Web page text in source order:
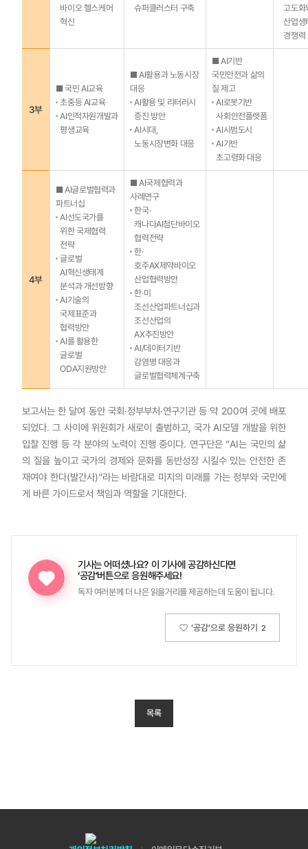
바이오 헬스케어
혁신
슈퍼클러스터 구축
고도화
산업생
경쟁력
3부
■ 국민 AI교육
초중등 AI교육
AI인적자원개발과
평생교육
■ AI활용과 노동시장
대응
AI활용 및 리터러시
증진 방안
AI시대,
노동시장변화 대응
■ AI기반
국민안전과 삶의
질 제고
AI로봇기반
사회안전플랫폼
AI시범도시
AI기반
초고령화 대응
4부
■ AI글로벌협력과
파트너십
AI선도국가를
위한 국제협력
전략
글로벌
AI혁신생태계
분석과 개선방향
AI기술의
국제표준과
협력방안
AI를 활용한
글로벌
ODA지원방안
■ AI국제협력과
사례연구
한국·
캐나다AI첨단바이오
협력전략
한·
호주AX제약바이오
산업협력방안
한·미
조선산업파트너십과
조선산업의
AX추진방안
AI/데이터기반
감염병 대응과
글로벌협력체계구축
보고서는 한 달여 동안 국회·정부부처·연구기관 등 약 200여 곳에 배포
되었다. 그 사이에 위원회가 새로이 출범하고, 국가 AI모델 개발을 위한
입찰 진행 등 각 분야의 노력이 진행 중이다. 연구단은 “AI는 국민의 삶
의 질을 높이고 국가의 경제와 문화를 동반성장 시킬수 있는 안전한 존
재여야 한다(발간사)”라는 바람대로 미지의 미래를 가는 정부와 국민에
게 바른 가이드로서 책임과 역할을 기대한다.
기사는 어떠셨나요? 이 기사에 공감하신다면
‘공감’버튼으로 응원해주세요!
독자 여러분께 더 나은 읽을거리를 제공하는데 도움이 됩니다.
‘공감’으로 응원하기 2
목록